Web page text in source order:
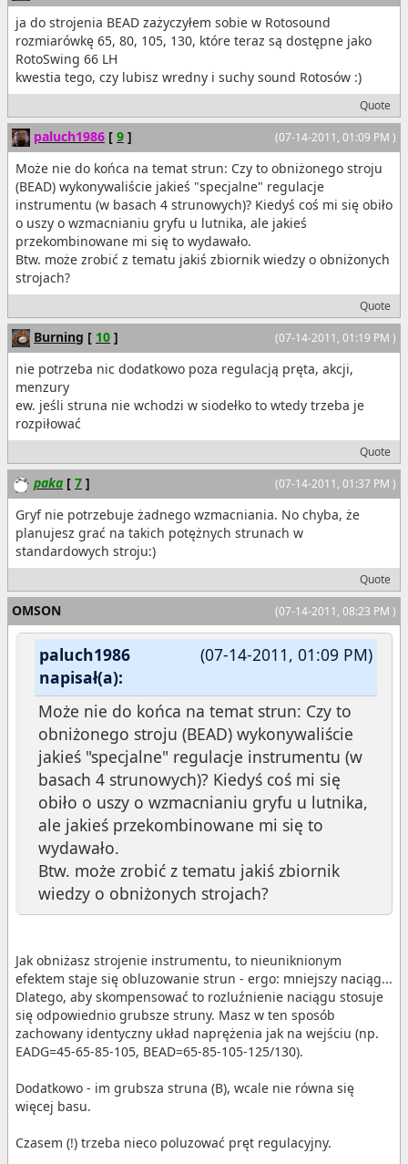
ja do strojenia BEAD zażyczyłem sobie w Rotosound
rozmiarówkę 65, 80, 105, 130, które teraz są dostępne jako
RotoSwing 66 LH
kwestia tego, czy lubisz wredny i suchy sound Rotosów :)
Quote
(07-14-2011, 01:09 PM )
paluch1986 [ 9 ]
Może nie do końca na temat strun: Czy to obniżonego stroju
(BEAD) wykonywaliście jakieś "specjalne" regulacje
instrumentu (w basach 4 strunowych)? Kiedyś coś mi się obiło
o uszy o wzmacnianiu gryfu u lutnika, ale jakieś
przekombinowane mi się to wydawało.
Btw. może zrobić z tematu jakiś zbiornik wiedzy o obniżonych
strojach?
Quote
(07-14-2011, 01:19 PM )
Burning [ 10 ]
nie potrzeba nic dodatkowo poza regulacją pręta, akcji,
menzury
ew. jeśli struna nie wchodzi w siodełko to wtedy trzeba je
rozpiłować
Quote
(07-14-2011, 01:37 PM )
paka [ 7 ]
Gryf nie potrzebuje żadnego wzmacniania. No chyba, że
planujesz grać na takich potężnych strunach w
standardowych stroju:)
Quote
(07-14-2011, 08:23 PM )
OMSON
(07-14-2011, 01:09 PM)
paluch1986
napisał(a):
Może nie do końca na temat strun: Czy to
obniżonego stroju (BEAD) wykonywaliście
jakieś "specjalne" regulacje instrumentu (w
basach 4 strunowych)? Kiedyś coś mi się
obiło o uszy o wzmacnianiu gryfu u lutnika,
ale jakieś przekombinowane mi się to
wydawało.
Btw. może zrobić z tematu jakiś zbiornik
wiedzy o obniżonych strojach?
Jak obniżasz strojenie instrumentu, to nieuniknionym
efektem staje się obluzowanie strun - ergo: mniejszy naciąg...
Dlatego, aby skompensować to rozluźnienie naciągu stosuje
się odpowiednio grubsze struny. Masz w ten sposób
zachowany identyczny układ naprężenia jak na wejściu (np.
EADG=45-65-85-105, BEAD=65-85-105-125/130).
Dodatkowo - im grubsza struna (B), wcale nie równa się
więcej basu.
Czasem (!) trzeba nieco poluzować pręt regulacyjny.